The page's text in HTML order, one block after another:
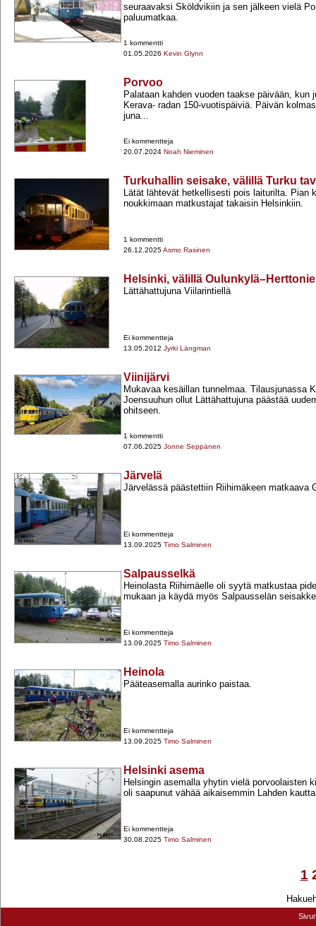
seuraavaksi Sköldvikiin ja sen jälkeen vielä
paluumatkaa.
1 kommentti
01.05.2026 Kevin Glynn
Porvoo
Palataan kahden vuoden taakse päivään, kun
Kerava-​ radan 150-​vuotispäiviä. Päivän
juna...
Ei kommentteja
20.07.2024 Noah Nieminen
Turkuhallin seisake, välillä Turku
Lätät lähtevät hetkellisesti pois laiturilta. Pian
noukkimaan matkustajat takaisin Helsinkiin.
1 kommentti
26.12.2025Asmo Rasinen
Helsinki, välillä
Lättähattujuna Viilarintiellä
Ei kommentteja
13.05.2012 Jyrki Längman
Viinijärvi
Mukavaa kesäillan tunnelmaa. Tilausjunassa
Joensuuhun ollut Lättähattujuna päästää
ohitseen.
1 kommentti
07.06.2025 Jonne Seppänen
Järvelä
Järvelässä päästettiin Riihimäkeen matkaava
Ei kommentteja
13.09.2025 Timo Salminen
Salpausselkä
Heinolasta Riihimäelle oli syytä matkustaa
mukaan ja käydä myös Salpausselän
Ei kommentteja
13.09.2025 Timo Salminen
Heinola
Pääteasemalla aurinko paistaa.
Ei kommentteja
13.09.2025 Timo Salminen
Helsinki asema
Helsingin asemalla yhytin vielä porvoolaisten
oli saapunut vähää aikaisemmin Lahden
Ei kommentteja
30.08.2025 Timo Salminen
1